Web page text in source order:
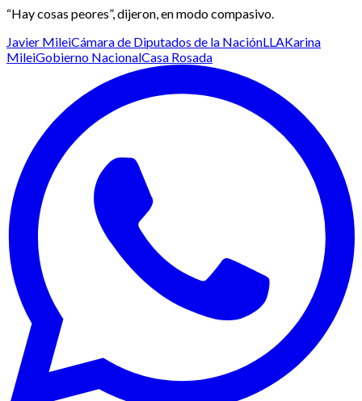
“Hay cosas peores”, dijeron, en modo compasivo.
Javier MileiCámara de Diputados de la NaciónLLAKarina
MileiGobierno NacionalCasa Rosada